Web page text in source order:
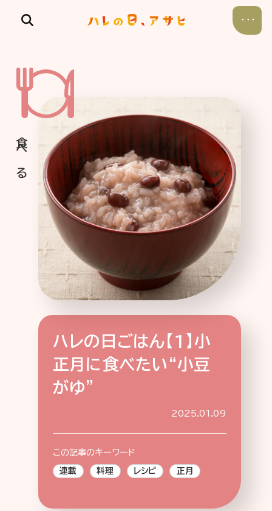
食べる
飲む
暮らす
遊ぶ
考える
特集記事 連載 アサヒの人 歴史
夏のビール特集2025 ビール
お酒との付き合い方
みんなで乾杯 アサヒのひと図鑑
特別なおやつ時間 エノテカ ノンアル
ハレの日ごはん【1】小
正月に食べたい“小豆
がゆ”
2025.01.09
この記事のキーワード
連載 料理 レシピ 正月